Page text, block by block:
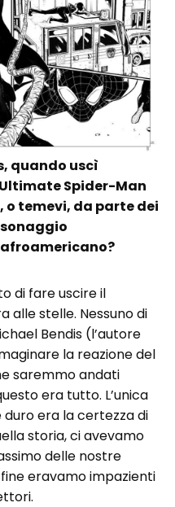
quando uscì
Spider-Man
temevi, da parte dei
di fare uscire il
alle stelle. Nessuno di
Bendis (l’autore
la reazione del
saremmo andati
era tutto. L’unica
era la certezza di
storia, ci avevamo
delle nostre
eravamo impazienti